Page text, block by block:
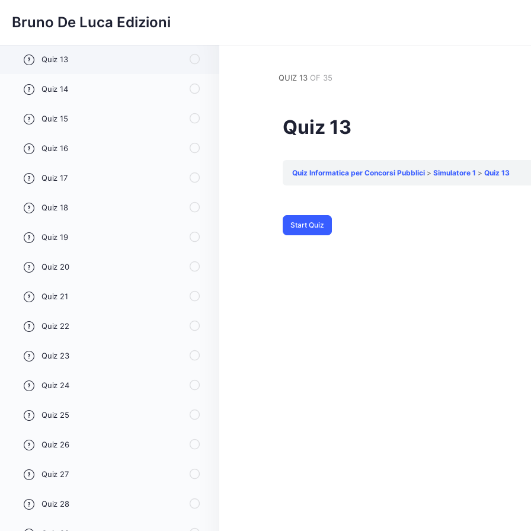
Bruno De Luca Edizioni
Quiz 12
Quiz 13
Quiz 14
Quiz 15
Quiz 16
Quiz 17
Quiz 18
Quiz 19
Quiz 20
Quiz 21
Quiz 22
Quiz 23
Quiz 24
Quiz 25
Quiz 26
Quiz 27
Quiz 28
QUIZ 13 OF 35
Quiz 13
Quiz Informatica per Concorsi Pubblici Simulatore 1 Quiz 13